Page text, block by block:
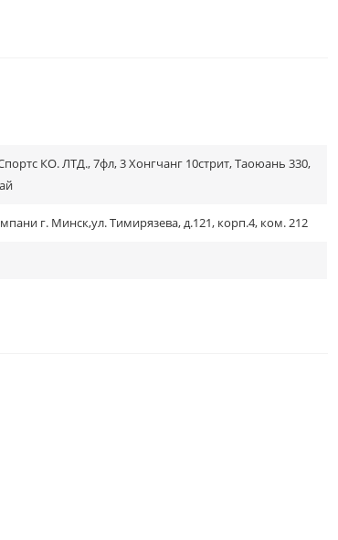
КО. ЛТД., 7фл, 3 Хонгчанг 10стрит, Таоюань 330,
г. Минск,ул. Тимирязева, д.121, корп.4, ком. 212